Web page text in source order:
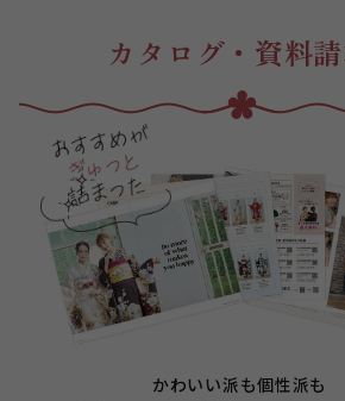
カタログ・資料
かわいい派も個性派も